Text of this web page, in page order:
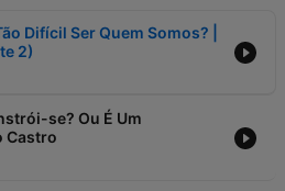
Difícil Ser Quem Somos? |
2)
se? Ou É Um
Castro